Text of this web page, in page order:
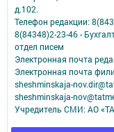
д.102.
Телефон редакции:
8(84348)2-23-46 -
отдел писем
Электронная почта
Электронная почта
sheshminskaja-
sheshminskaja-
Учредитель СМИ: АО